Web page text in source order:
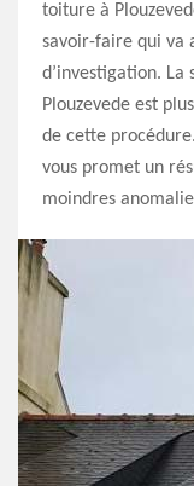
toiture à
savoir-faire qui va
d’investigation.
Plouzevede est
de cette
vous promet un
moindres